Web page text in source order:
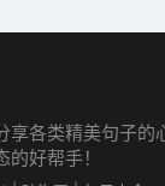
享各类精美句子的
好帮手！